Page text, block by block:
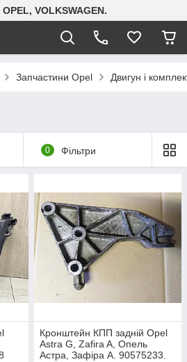
VOLKSWAGEN.
Запчастини Opel Двигун і
0 Фільтри
Кронштейн КПП задній Opel
Astra G, Zafira A, Опель
Астра, Зафіра А. 90575233.